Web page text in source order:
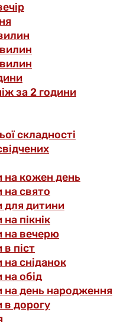
за 2 години
складності
на кожен день
свято
для дитини
пікнік
на вечерю
піст
сніданок
обід
на день народження
в дорогу